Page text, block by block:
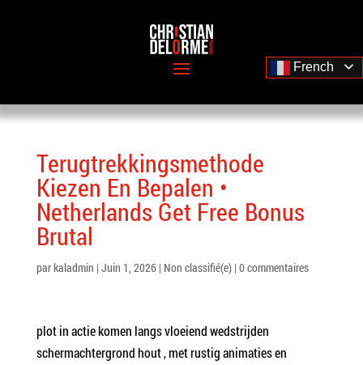
Terugtrekkingsmethode
Kiezen En Bepalen •
Netherlands Get Free Bonus
Brutal
parkaladmin | Juin 1, 2026| Non classifié(e)| 0 commentaires
plot in actie komen langs vloeiend wedstrijden
schermachtergrond hout , met rustig animaties en
French